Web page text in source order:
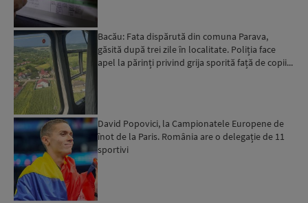
Bacău: Fata dispărută din comuna Parava,
găsită după trei zile în localitate. Poliția face
apel la părinți privind grija sporită față de copii...
David Popovici, la Campionatele Europene de
înot de la Paris. România are o delegație de 11
sportivi